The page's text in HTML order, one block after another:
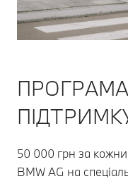
ПРОГРАМА
50 000 грн за
BMW AG на